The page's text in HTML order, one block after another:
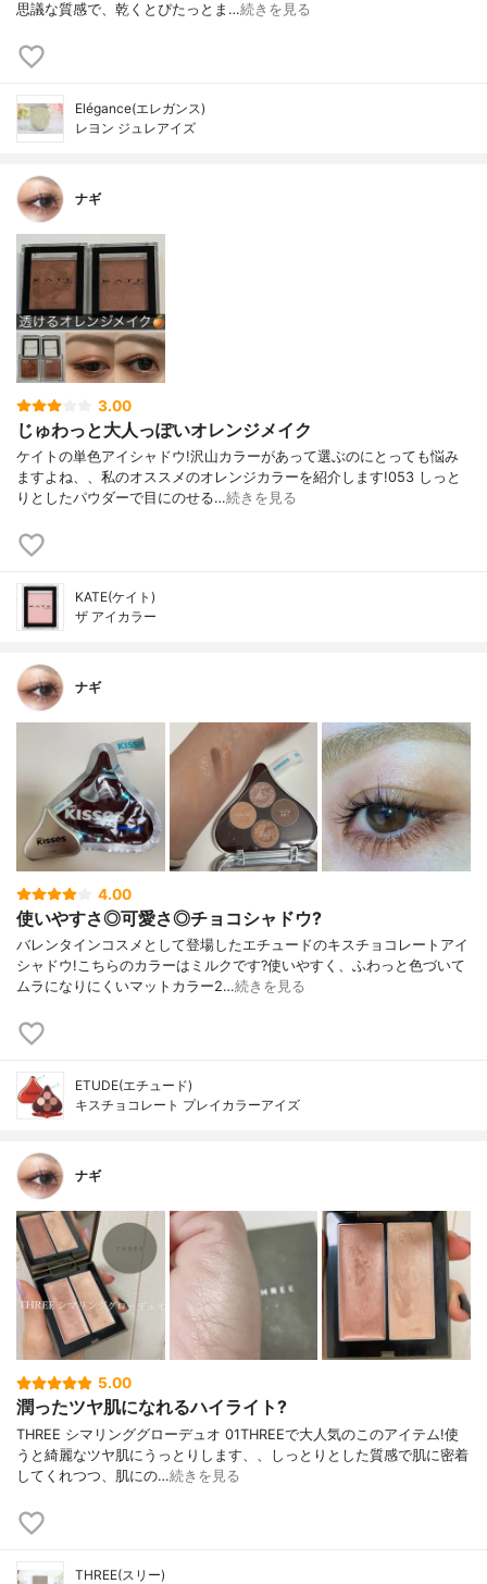
思議な質感で、乾くとぴたっとま…続きを見る
Elégance(エレガンス)
レヨン ジュレアイズ
ナギ
3.00
じゅわっと大人っぽいオレンジメイク
ケイトの単色アイシャドウ!沢山カラーがあって選ぶのにとっても悩み
ますよね、、私のオススメのオレンジカラーを紹介します!053 しっと
りとしたパウダーで目にのせる…続きを見る
KATE(ケイト)
ザ アイカラー
ナギ
4.00
使いやすさ◎可愛さ◎チョコシャドウ?
バレンタインコスメとして登場したエチュードのキスチョコレートアイ
シャドウ!こちらのカラーはミルクです?使いやすく、ふわっと色づいて
ムラになりにくいマットカラー2…続きを見る
ETUDE(エチュード)
キスチョコレート プレイカラーアイズ
ナギ
5.00
潤ったツヤ肌になれるハイライト?
THREE シマリンググローデュオ 01THREEで大人気のこのアイテム!使
うと綺麗なツヤ肌にうっとりします、、しっとりとした質感で肌に密着
してくれつつ、肌にの…続きを見る
THREE(スリー)